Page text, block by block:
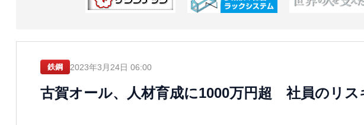
鉄鋼 2023年3月24日 06:00
古賀オール、人材育成に1000万円超 社員のリス